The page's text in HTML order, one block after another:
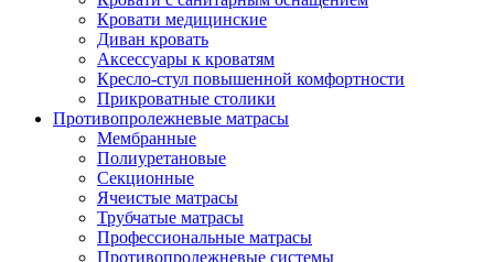
Кровати медицинские
Диван кровать
Аксессуары к кроватям
Кресло-стул повышенной комфортности
Прикроватные столики
Противопролежневые матрасы
Мембранные
Полиуретановые
Секционные
Ячеистые матрасы
Трубчатые матрасы
Профессиональные матрасы
Противопролежневые системы